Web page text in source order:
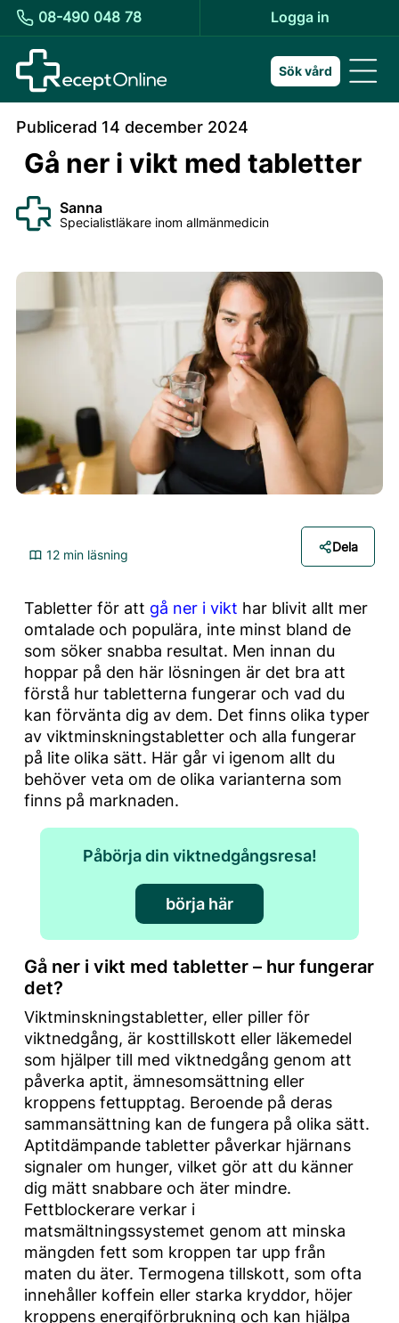
08-490 048 78 Logga in
Sök vård
Publicerad 14 december 2024
Gå ner i vikt med tabletter
Sanna
Specialistläkare inom allmänmedicin
12 min läsning
Dela
Tabletter för att gå ner i vikt har blivit allt mer
omtalade och populära, inte minst bland de
som söker snabba resultat. Men innan du
hoppar på den här lösningen är det bra att
förstå hur tabletterna fungerar och vad du
kan förvänta dig av dem. Det finns olika typer
av viktminskningstabletter och alla fungerar
på lite olika sätt. Här går vi igenom allt du
behöver veta om de olika varianterna som
finns på marknaden.
Påbörja din viktnedgångsresa!
börja här
Gå ner i vikt med tabletter – hur fungerar
det?
Viktminskningstabletter, eller piller för
viktnedgång, är kosttillskott eller läkemedel
som hjälper till med viktnedgång genom att
påverka aptit, ämnesomsättning eller
kroppens fettupptag. Beroende på deras
sammansättning kan de fungera på olika sätt.
Aptitdämpande tabletter påverkar hjärnans
signaler om hunger, vilket gör att du känner
dig mätt snabbare och äter mindre.
Fettblockerare verkar i
matsmältningssystemet genom att minska
mängden fett som kroppen tar upp från
maten du äter. Termogena tillskott, som ofta
innehåller koffein eller starka kryddor, höjer
kroppens energiförbrukning och kan hjälpa